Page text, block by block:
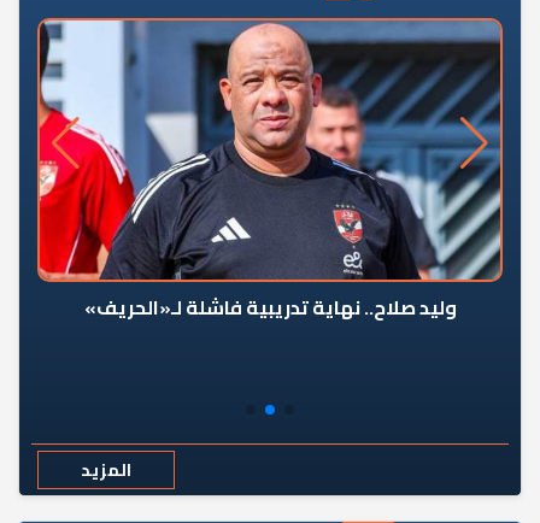
وليد صلاح.. نهاية تدريبية فاشلة لـ«الحريف»
المزيد